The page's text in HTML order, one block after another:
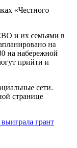
«Честного
и их семьями в
на
на набережной
прийти и
сети.
странице
грант